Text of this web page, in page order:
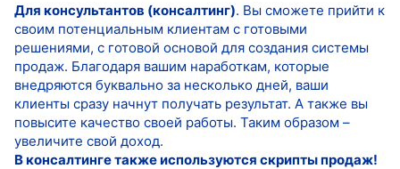
Для консультантов (консалтинг). Вы сможете прийти к
своим потенциальным клиентам с готовыми
решениями, с готовой основой для создания системы
продаж. Благодаря вашим наработкам, которые
внедряются буквально за несколько дней, ваши
клиенты сразу начнут получать результат. А также вы
повысите качество своей работы. Таким образом –
увеличите свой доход.
В консалтинге также используются скрипты продаж!